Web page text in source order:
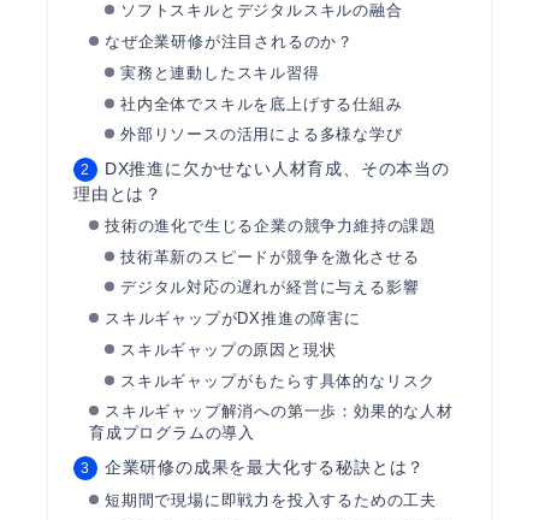
ソフトスキルとデジタルスキルの融合
なぜ企業研修が注目されるのか？
実務と連動したスキル習得
社内全体でスキルを底上げする仕組み
外部リソースの活用による多様な学び
DX推進に欠かせない人材育成、その本当の
理由とは？
技術の進化で生じる企業の競争力維持の課題
技術革新のスピードが競争を激化させる
デジタル対応の遅れが経営に与える影響
スキルギャップがDX推進の障害に
スキルギャップの原因と現状
スキルギャップがもたらす具体的なリスク
スキルギャップ解消への第一歩：効果的な人材
育成プログラムの導入
企業研修の成果を最大化する秘訣とは？
短期間で現場に即戦力を投入するための工夫